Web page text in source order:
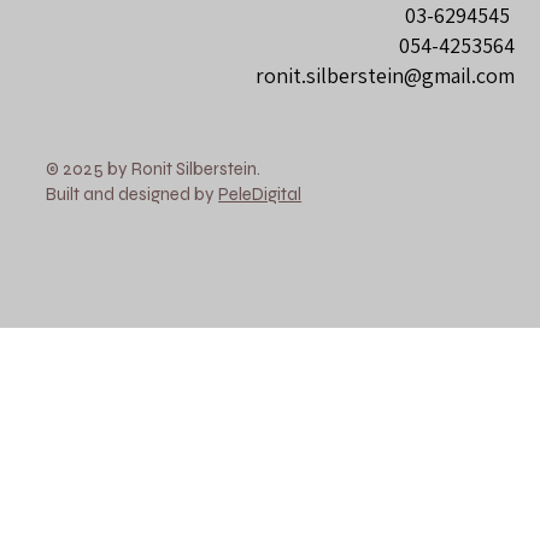
054-4253564
ronit.silberstein@gmail.com
© 2025 by Ronit Silberstein.
Built and designed by PeleDigital